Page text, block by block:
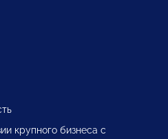
крупного бизнеса с